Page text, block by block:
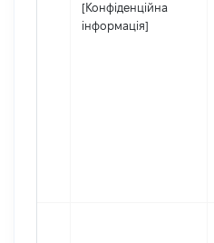
[Конфіденційна
інформація]